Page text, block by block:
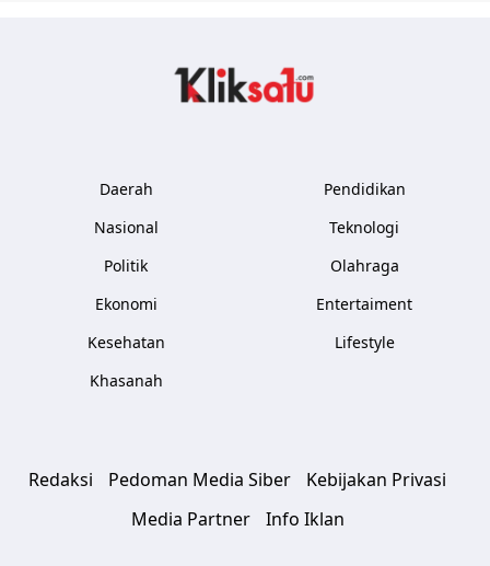
Daerah
Nasional
Politik
Ekonomi
Kesehatan
Khasanah
Pendidikan
Teknologi
Olahraga
Entertaiment
Lifestyle
Redaksi Pedoman Media Siber
Kebijakan Privasi
Media Partner
Info Iklan